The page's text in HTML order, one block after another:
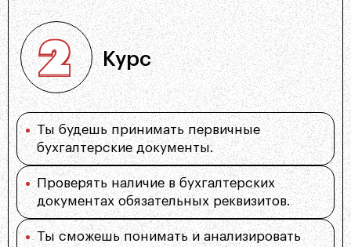
Курс
Ты будешь принимать первичные
бухгалтерские документы.
Проверять наличие в бухгалтерских
документах обязательных реквизитов.
Ты сможешь понимать и анализировать